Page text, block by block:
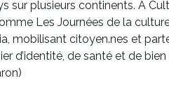
sur plusieurs continents. À
Les Journées de la
mobilisant citoyen.nes et
d’identité, de santé et de